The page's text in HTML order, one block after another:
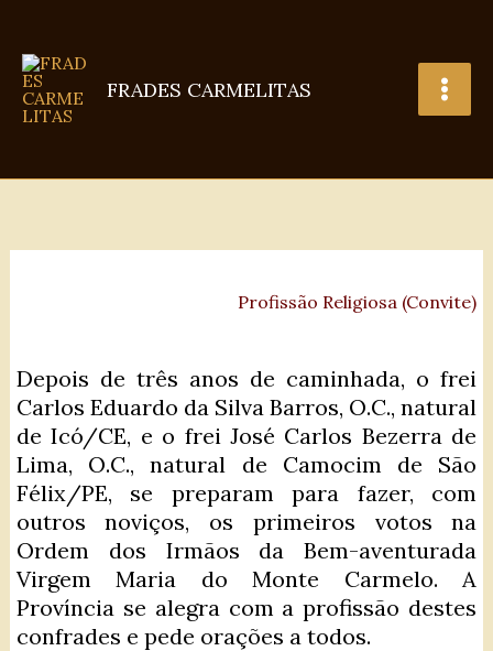
conteúdo
FRADES CARMELITAS
Profissão Religiosa (Convite)
Depois de três anos de caminhada, o frei
Carlos Eduardo da Silva Barros, O.C., natural
de Icó/CE, e o frei José Carlos Bezerra de
Lima, O.C., natural de Camocim de São
Félix/PE, se preparam para fazer, com
outros noviços, os primeiros votos na
Ordem dos Irmãos da Bem-aventurada
Virgem Maria do Monte Carmelo. A
Província se alegra com a profissão destes
confrades e pede orações a todos.